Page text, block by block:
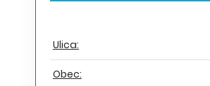
Ulica:
Obec: